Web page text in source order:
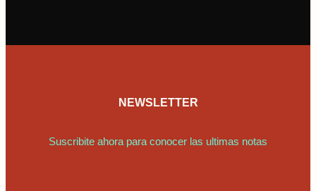
NEWSLETTER
Suscribite ahora para conocer las ultimas notas